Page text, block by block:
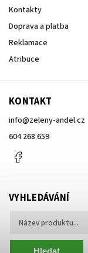
Kontakty
Doprava a platba
Reklamace
Atribuce
KONTAKT
info@zeleny-andel.cz
604 268 659
VYHLEDÁVÁNÍ
Hledat